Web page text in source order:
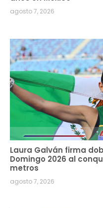
agosto 7, 2026
Laura Galván firma
Domingo 2026 al
metros
agosto 7, 2026